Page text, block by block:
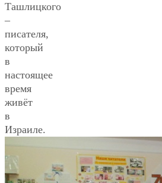
Ташлицкого
–
писателя,
который
в
настоящее
время
живёт
в
Израиле.